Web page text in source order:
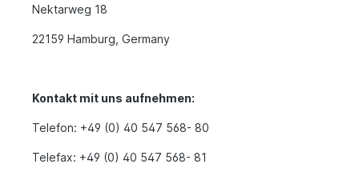
Nektarweg 18
22159 Hamburg, Germany
Kontakt mit uns aufnehmen:
Telefon: +49 (0) 40 547 568- 80
Telefax: +49 (0) 40 547 568- 81